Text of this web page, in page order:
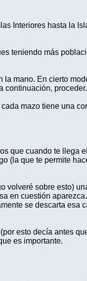
Interiores hasta la
teniendo más
la mano. En cierto
continuación, proceder.
mazo tiene una
que cuando te llega
(la que te permite
volveré sobre esto)
en cuestión
se descarta esa
esto decía antes
es importante.